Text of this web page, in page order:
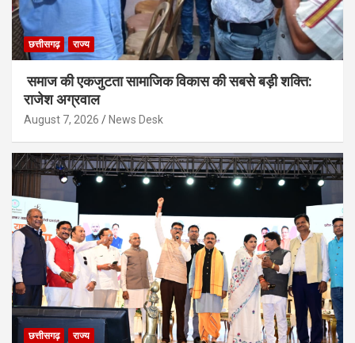
छत्तीसगढ़ राज्य
समाज की एकजुटता सामाजिक विकास की सबसे बड़ी शक्ति:
राजेश अग्रवाल
August 7, 2026 News Desk
छत्तीसगढ़ राज्य